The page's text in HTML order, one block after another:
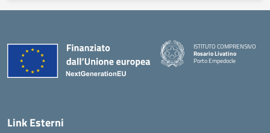
ISTITUTO COMPRENSIVO
Rosario Livatino
Porto Empedocle
Link Esterni